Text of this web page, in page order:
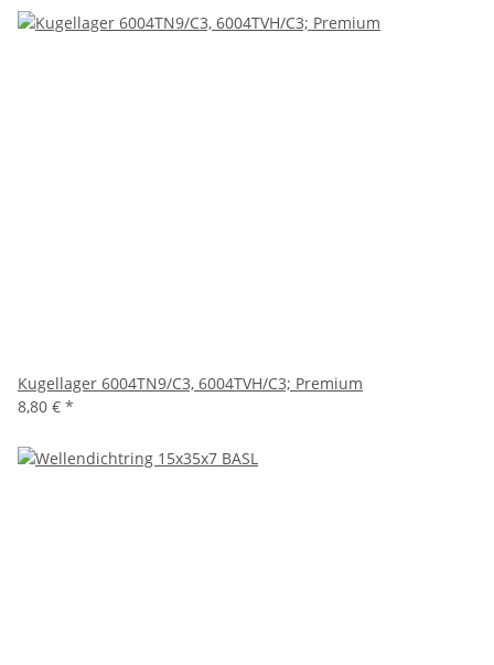
Kugellager 6004TN9/C3, 6004TVH/C3; Premium
8,80 € *